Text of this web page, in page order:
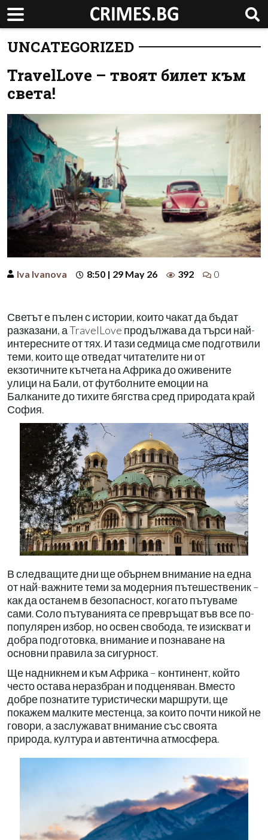
UNCATEGORIZED
TravelLove – твоят билет към
света!
Iva Ivanova 8:50 | 29 May 26 392 0
Светът е пълен с истории, които чакат да бъдат
разказани, а TravelLove продължава да търси най-
интересните от тях. И тази седмица сме подготвили
теми, които ще отведат читателите ни от
екзотичните кътчета на Африка до оживените
улици на Бали, от футболните емоции на
Балканите до тихите бягства сред природата край
София.
В следващите дни ще обърнем внимание на една
от най-важните теми за модерния пътешественик –
как да останем в безопасност, когато пътуваме
сами. Соло пътуванията се превръщат във все по-
популярен избор, но освен свобода, те изискват и
добра подготовка, внимание и познаване на
основни правила за сигурност.
Ще надникнем и към Африка – континент, който
често остава неразбран и подценяван. Вместо
добре познатите туристически маршрути, ще
покажем малките местенца, за които почти никой не
говори, а заслужават внимание със своята
природа, култура и автентична атмосфера.